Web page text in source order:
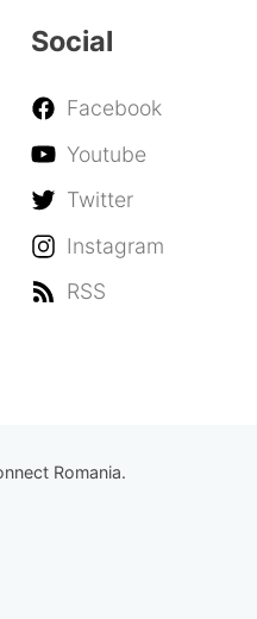
Social
Facebook
Youtube
Twitter
Instagram
RSS
Romania.